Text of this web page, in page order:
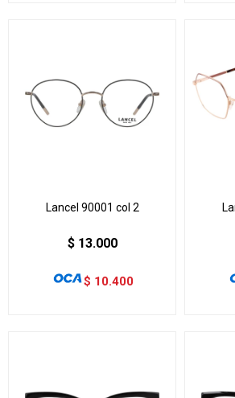
Lancel 90001 col 2
$ 13.000
$ 10.400